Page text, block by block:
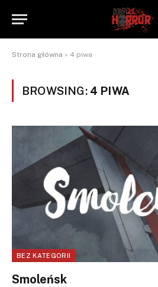
Strona główna » 4 piwa
BROWSING: 4 PIWA
BEZ KATEGORII
Smoleńsk